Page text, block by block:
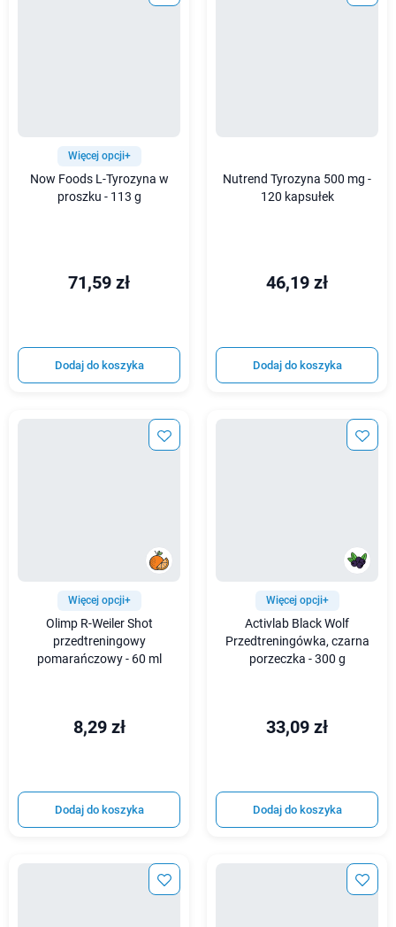
Więcej opcji+
Now Foods L-Tyrozyna w
proszku - 113 g
71,59 zł
Dodaj do koszyka
Nutrend Tyrozyna 500 mg -
120 kapsułek
46,19 zł
Dodaj do koszyka
Więcej opcji+
Olimp R-Weiler Shot
przedtreningowy
pomarańczowy - 60 ml
8,29 zł
Dodaj do koszyka
Więcej opcji+
Activlab Black Wolf
Przedtreningówka, czarna
porzeczka - 300 g
33,09 zł
Dodaj do koszyka